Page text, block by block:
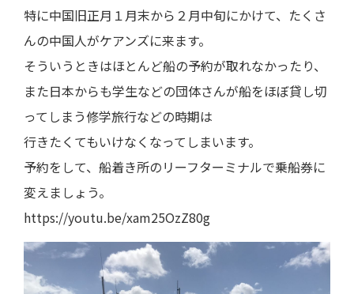
特に中国旧正月１月末から２月中旬にかけて、たくさ
んの中国人がケアンズに来ます。
そういうときはほとんど船の予約が取れなかったり、
また日本からも学生などの団体さんが船をほぼ貸し切
ってしまう修学旅行などの時期は
行きたくてもいけなくなってしまいます。
予約をして、船着き所のリーフターミナルで乗船券に
変えましょう。
https://youtu.be/xam25OzZ80g